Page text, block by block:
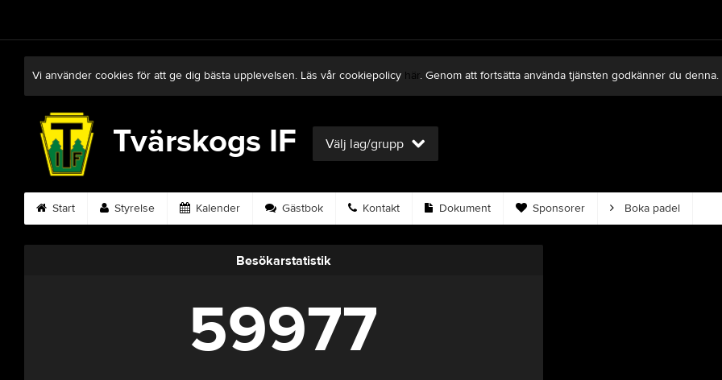
Vi använder cookies för att ge dig bästa upplevelsen. Läs vår cookiepolicy här. Genom att fortsätta använda tjänsten godkänner du denna.
Tvärskogs IF Välj lag/grupp
Start Styrelse Kalender Gästbok Kontakt Dokument Sponsorer Boka padel
Besökarstatistik
59977